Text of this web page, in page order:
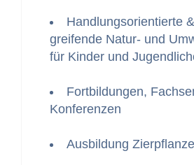
Hand­lung­sori­en­tierte
greifende Natur- und
für Kinder und
Fort­bil­dun­gen,
Konferenzen
Aus­bil­dung